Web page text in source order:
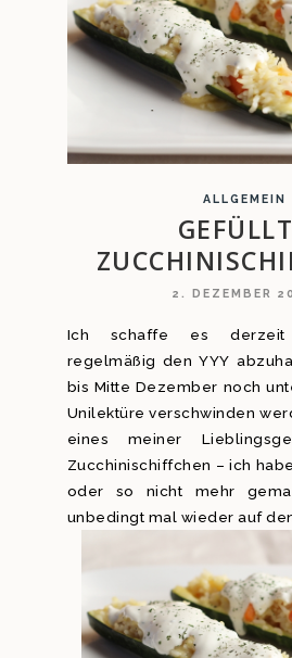
ALLGEMEIN
2. DEZEMBER
Ich schaffe es
regelmäßig den YYY
bis Mitte Dezember noch
Unilektüre verschwinden
eines meiner
Zucchinischiffchen – ich
oder so nicht mehr
unbedingt mal wieder auf